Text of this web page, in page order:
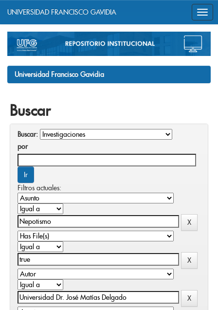
navigation
UNIVERSIDAD FRANCISCO GAVIDIA
Universidad Francisco Gavidia
Buscar
Buscar:
por
Filtros actuales: